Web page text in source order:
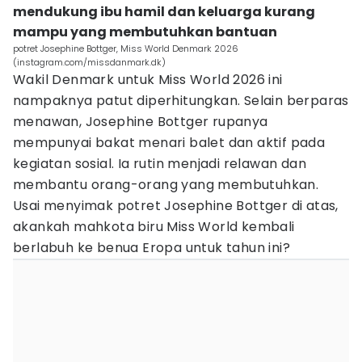
mendukung ibu hamil dan keluarga kurang
mampu yang membutuhkan bantuan
potret Josephine Bottger, Miss World Denmark 2026
(instagram.com/missdanmark.dk)
Wakil Denmark untuk Miss World 2026 ini
nampaknya patut diperhitungkan. Selain berparas
menawan, Josephine Bottger rupanya
mempunyai bakat menari balet dan aktif pada
kegiatan sosial. Ia rutin menjadi relawan dan
membantu orang-orang yang membutuhkan.
Usai menyimak potret Josephine Bottger di atas,
akankah mahkota biru Miss World kembali
berlabuh ke benua Eropa untuk tahun ini?